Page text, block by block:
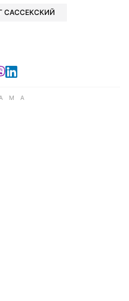
САССЕКСКИЙ
у Facebook
у X у Google news
Читайте у Viber
Читайте у LinkedIn